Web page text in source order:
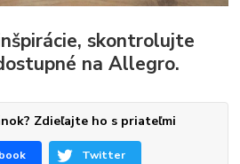
skontrolujte
na Allegro.
Zdieľajte ho s priateľmi
Twitter